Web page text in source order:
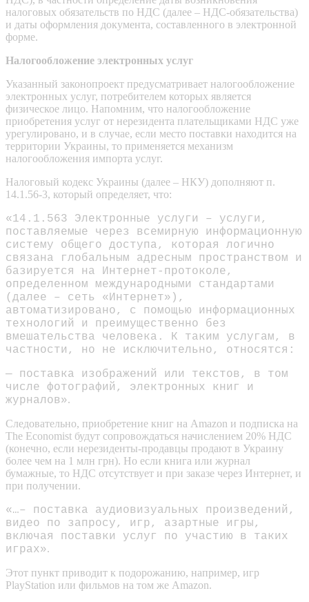
налоговых обязательств по НДС (далее – НДС-обязательства)
и даты оформления документа, составленного в электронной
форме.
Налогообложение электронных услуг
Указанный законопроект предусматривает налогообложение
электронных услуг, потребителем которых является
физическое лицо. Напомним, что налогообложение
приобретения услуг от нерезидента плательщиками НДС уже
урегулировано, и в случае, если место поставки находится на
территории Украины, то применяется механизм
налогообложения импорта услуг.
Налоговый кодекс Украины (далее – НКУ) дополняют п.
14.1.56-3, который определяет, что:
«14.1.563 Электронные услуги – услуги,
поставляемые через всемирную информационную
систему общего доступа, которая логично
связана глобальным адресным пространством и
базируется на Интернет-протоколе,
определенном международными стандартами
(далее – сеть «Интернет»),
автоматизировано, с помощью информационных
технологий и преимущественно без
вмешательства человека. К таким услугам, в
частности, но не исключительно, относятся:
— поставка изображений или текстов, в том
числе фотографий, электронных книг и
журналов».
Следовательно, приобретение книг на Amazon и подписка на
The Economist будут сопровождаться начислением 20% НДС
(конечно, если нерезиденты-продавцы продают в Украину
более чем на 1 млн грн). Но если книга или журнал
бумажные, то НДС отсутствует и при заказе через Интернет, и
при получении.
«…– поставка аудиовизуальных произведений,
видео по запросу, игр, азартные игры,
включая поставки услуг по участию в таких
играх».
Этот пункт приводит к подорожанию, например, игр
PlayStation или фильмов на том же Amazon.